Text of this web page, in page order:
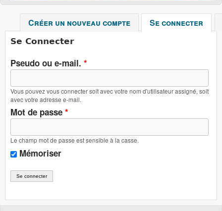
Créer un nouveau compte Se connecter
Se Connecter
Pseudo ou e-mail. *
Vous pouvez vous connecter soit avec votre nom d'utilisateur assigné, soit
avec votre adresse e-mail.
Mot de passe *
Le champ mot de passe est sensible à la casse.
Mémoriser